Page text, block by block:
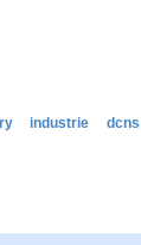
industrie
dcns